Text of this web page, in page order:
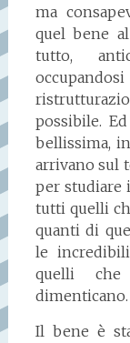
ma
quel bene
tutto,
possibile.
bellissima,
arrivano sul
per studiare
tutti quelli
quanti di
le
quelli
dimenticano.
Il bene è